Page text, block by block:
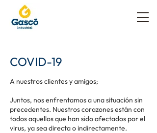
COVID-19
A nuestros clientes y amigos;
Juntos, nos enfrentamos a una situación sin
precedentes. Nuestros corazones están con
todos aquellos que han sido afectados por el
virus, ya sea directa o indirectamente.